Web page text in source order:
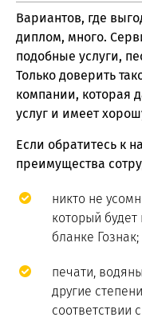
Вариантов, где
диплом, много.
подобные услуги,
Только доверить
компании, которая
услуг и имеет
Если обратитесь к
преимущества
никто не
который
бланке Гознак;
печати,
другие
соответствии